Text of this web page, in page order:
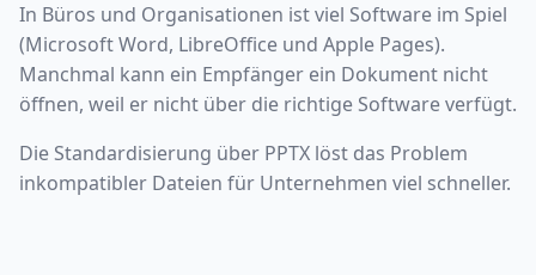
In Büros und Organisationen ist viel Software im Spiel
(Microsoft Word, LibreOffice und Apple Pages).
Manchmal kann ein Empfänger ein Dokument nicht
öffnen, weil er nicht über die richtige Software verfügt.
Die Standardisierung über PPTX löst das Problem
inkompatibler Dateien für Unternehmen viel schneller.